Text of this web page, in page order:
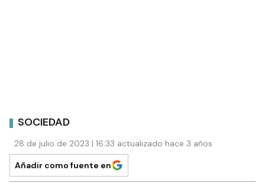
SOCIEDAD
28 de julio de 2023 | 16:33 actualizado hace 3 años
Añadir como fuente en